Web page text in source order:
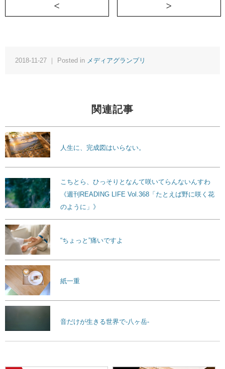
＜ 冷めてて美味しい女の作り方
2018-11-27 ｜ Posted in メディアグランプリ
関連記事
人生に、完成図はいらない。
こちとら、ひっそりとなんて咲いてらんないんすわ
《週刊READING LIFE Vol.368「たとえば野に咲く花
のように」》
“ちょっと”痛いですよ
紙一重
音だけが生きる世界で-八ヶ岳-